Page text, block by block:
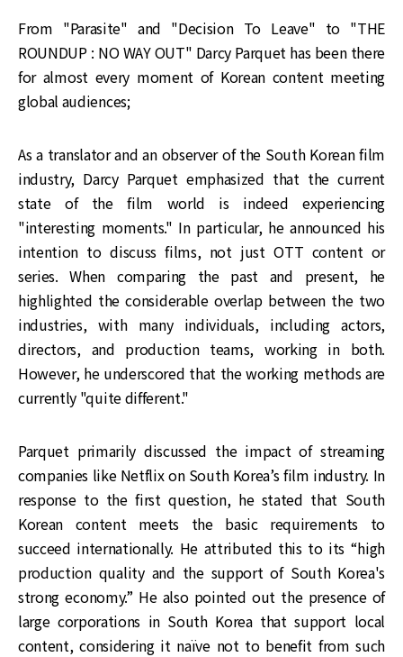
From "Parasite" and "Decision To Leave" to "THE
ROUNDUP : NO WAY OUT" Darcy Parquet has been there
for almost every moment of Korean content meeting
global audiences;
As a translator and an observer of the South Korean film
industry, Darcy Parquet emphasized that the current
state of the film world is indeed experiencing
"interesting moments." In particular, he announced his
intention to discuss films, not just OTT content or
series. When comparing the past and present, he
highlighted the considerable overlap between the two
industries, with many individuals, including actors,
directors, and production teams, working in both.
However, he underscored that the working methods are
currently "quite different."
Parquet primarily discussed the impact of streaming
companies like Netflix on South Korea’s film industry. In
response to the first question, he stated that South
Korean content meets the basic requirements to
succeed internationally. He attributed this to its “high
production quality and the support of South Korea's
strong economy.” He also pointed out the presence of
large corporations in South Korea that support local
content, considering it naïve not to benefit from such